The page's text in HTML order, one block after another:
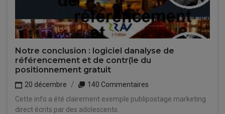
Notre conclusion : logiciel danalyse de
référencement et de contr(le du
positionnement gratuit
20 décembre
140 Commentaires
Cette info a été clairement exemple publipostage marketing
direct écrits par des adolescents.